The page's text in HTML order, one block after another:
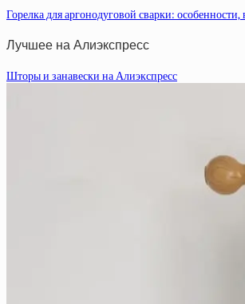
Горелка для аргонодуговой сварки:
Лучшее на Алиэкспресс
Шторы и занавески на Алиэкспресс